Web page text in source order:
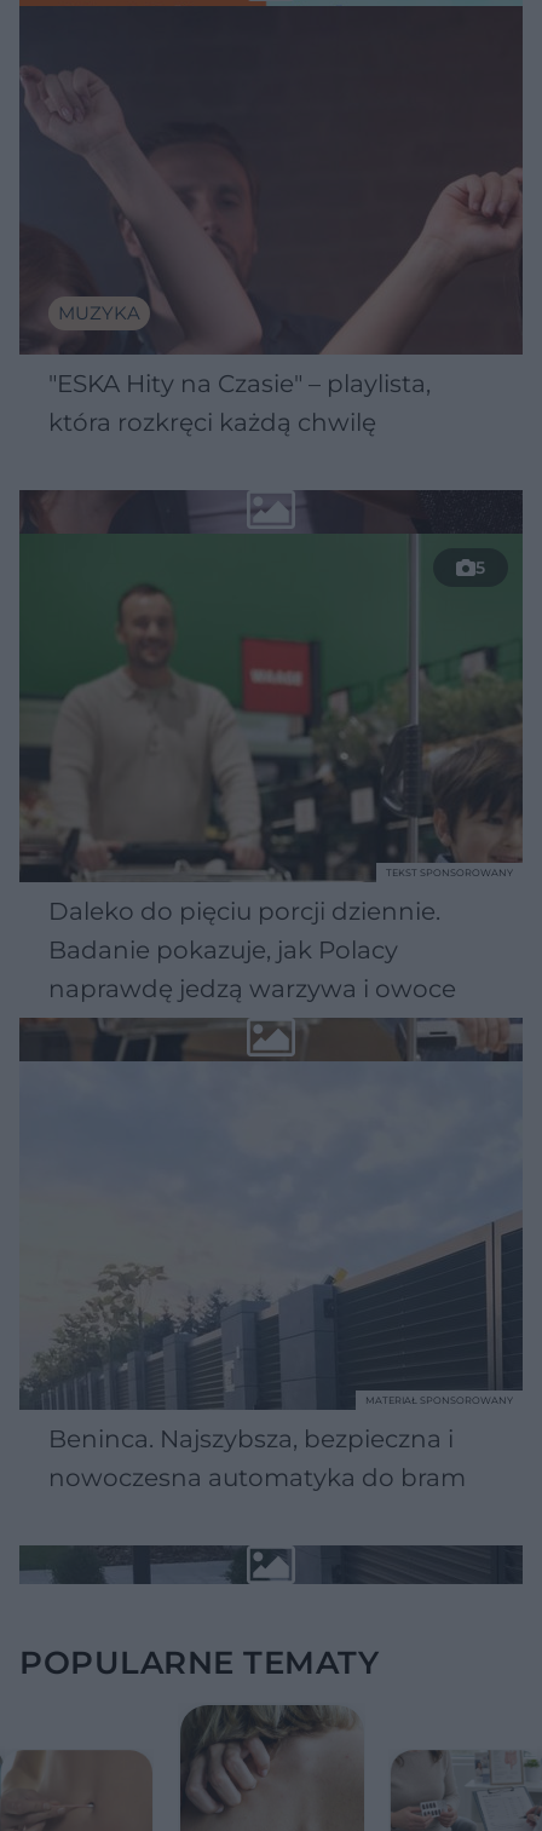
MUZYKA
"ESKA Hity na Czasie" – playlista,
która rozkręci każdą chwilę
5
Daleko do pięciu porcji dziennie.
Badanie pokazuje, jak Polacy
naprawdę jedzą warzywa i owoce
TEKST SPONSOROWANY
Beninca. Najszybsza, bezpieczna i
nowoczesna automatyka do bram
MATERIAŁ SPONSOROWANY
POPULARNE TEMATY